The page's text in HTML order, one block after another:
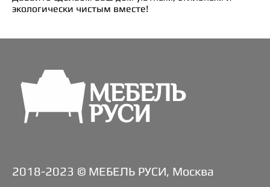
экологически чистым вместе!
2018-2023 © МЕБЕЛЬ РУСИ, Москва